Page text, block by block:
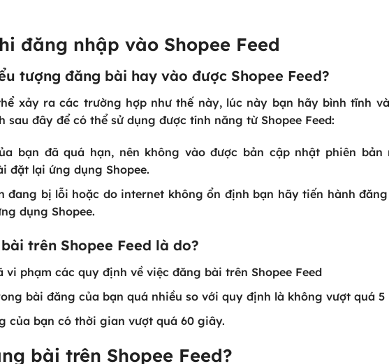
đăng nhập vào Shopee Feed
tượng đăng bài hay vào được Shopee Feed?
xảy ra các trường hợp như thế này, lúc này bạn hãy bình tĩnh
sau đây để có thể sử dụng được tính năng từ Shopee Feed:
bạn đã quá hạn, nên không vào được bản cập nhật phiên bản
đặt lại ứng dụng Shopee.
đang bị lỗi hoặc do internet không ổn định bạn hãy tiến hành
dụng Shopee.
trên Shopee Feed là do?
vi phạm các quy định về việc đăng bài trên Shopee Feed
bài đăng của bạn quá nhiều so với quy định là không vượt quá 5
của bạn có thời gian vượt quá 60 giây.
bài trên Shopee Feed?